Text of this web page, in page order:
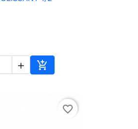
rapide
 
Ajouter au panier
favorite_border